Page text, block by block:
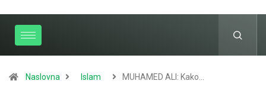
Naslovna Islam MUHAMED ALI: Kako…